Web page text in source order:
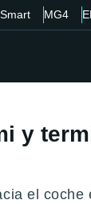
Smart MG4
y
el